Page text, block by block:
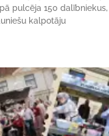
pulcēja 150
kalpotāju